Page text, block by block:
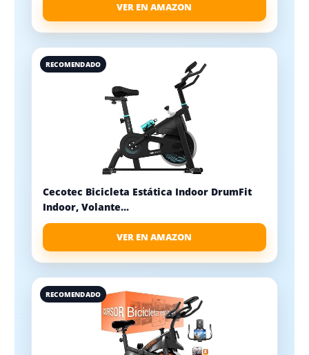
VER EN AMAZON
RECOMENDADO
Cecotec Bicicleta Estática Indoor DrumFit
Indoor, Volante...
VER EN AMAZON
RECOMENDADO